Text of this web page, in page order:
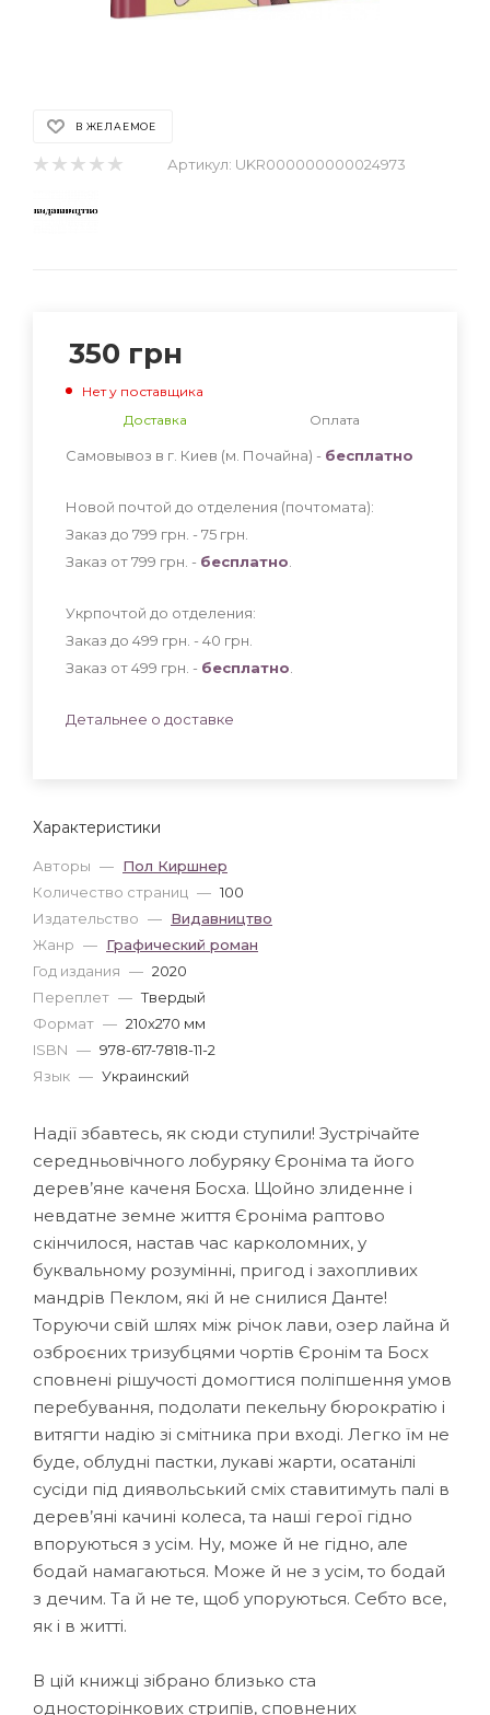
В ЖЕЛАЕМОЕ
Артикул: UKR000000000024973
Характеристики
Авторы — Пол Киршнер
Количество страниц — 100
Издательство — Видавництво
Жанр — Графический роман
Год издания — 2020
Переплет — Твердый
Формат — 210x270 мм
ISBN — 978-617-7818-11-2
Язык — Украинский
350 грн
Нет у поставщика
Доставка
Оплата
Самовывоз в г. Киев (м. Почайна) - бесплатно
Новой почтой до отделения (почтомата):
Заказ до 799 грн. - 75 грн
Заказ от 799 грн. - бесплатно
Укрпочтой до отделения:
Заказ до 499 грн. - 40 грн
Заказ от 499 грн. - бесплатно
Детальнее о доставке
Надії збавтесь, як сюди ступили! Зустрічайте
середньовічного лобуряку Єроніма та його
дерев’яне каченя Босха. Щойно злиденне і
невдатне земне життя Єроніма раптово
скінчилося, настав час карколомних, у
буквальному розумінні, пригод і захопливих
мандрів Пеклом, які й не снилися Данте!
Торуючи свій шлях між річок лави, озер лайна й
озброєних тризубцями чортів Єронім та Босх
сповнені рішучості домогтися поліпшення умов
перебування, подолати пекельну бюрократію і
витягти надію зі смітника при вході. Легко їм не
буде, облудні пастки, лукаві жарти, осатанілі
сусіди під диявольський сміх ставитимуть палі в
дерев’яні качині колеса, та наші герої гідно
впоруються з усім. Ну, може й не гідно, але
бодай намагаються. Може й не з усім, то бодай
з дечим. Та й не те, щоб упоруються. Себто все,
як і в житті.
В цій книжці зібрано близько ста
односторінкових стрипів, сповнених